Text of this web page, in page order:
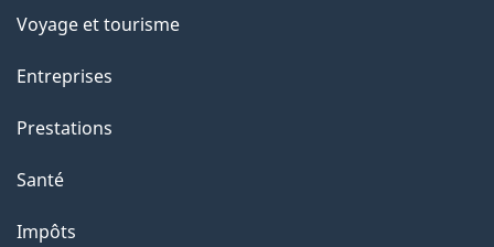
Voyage et tourisme
Entreprises
Prestations
Santé
Impôts